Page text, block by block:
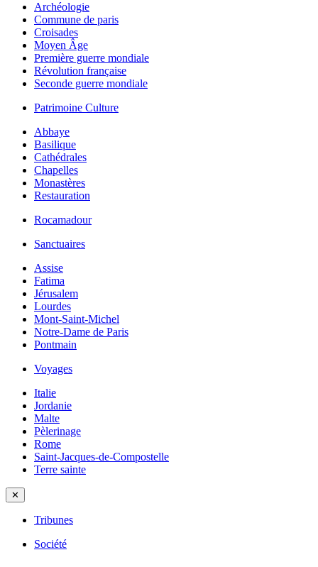
Archéologie
Commune de paris
Croisades
Moyen Âge
Première guerre mondiale
Révolution française
Seconde guerre mondiale
Patrimoine Culture
Abbaye
Basilique
Cathédrales
Chapelles
Monastères
Restauration
Rocamadour
Sanctuaires
Assise
Fatima
Jérusalem
Lourdes
Mont-Saint-Michel
Notre-Dame de Paris
Pontmain
Voyages
Italie
Jordanie
Malte
Pèlerinage
Rome
Saint-Jacques-de-Compostelle
Terre sainte
✕
Tribunes
Société